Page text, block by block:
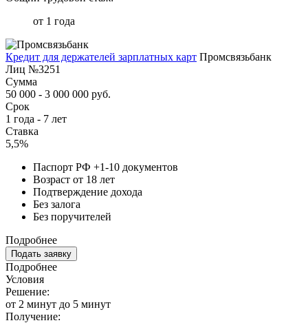
от 1 года
Кредит для держателей зарплатных карт Промсвязьбанк
Лиц №3251
Сумма
50 000 - 3 000 000 руб.
Срок
1 года - 7 лет
Ставка
5,5%
Паспорт РФ +1-10 документов
Возраст от 18 лет
Подтверждение дохода
Без залога
Без поручителей
Подробнее
Подать заявку
Подробнее
Условия
Решение:
от 2 минут до 5 минут
Получение: